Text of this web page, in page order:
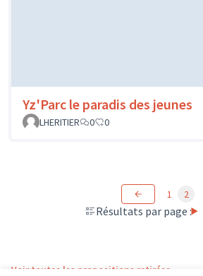
Yz'Parc le paradis des jeunes
LHERITIER
0 0
Résultats par page :
1 2
Voir toutes les propositions retirées